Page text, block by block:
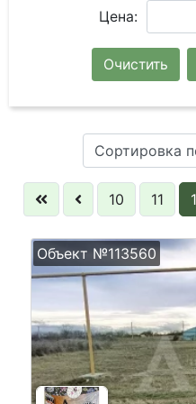
Цена:
Очистить
Сортировка
10 11
Объект №113560